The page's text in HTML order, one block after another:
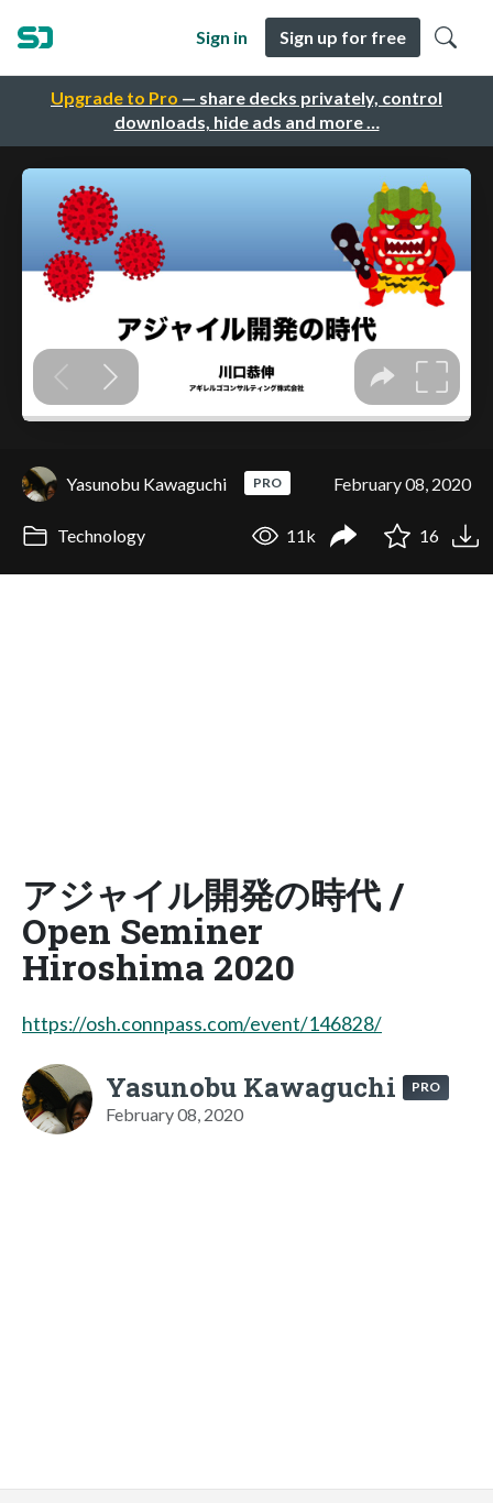
Upgrade to Pro — share decks privately, control
downloads, hide ads and more …
Sign in Sign up for free
Yasunobu Kawaguchi PRO February 08, 2020
Technology 11k 16
アジャイル開発の時代 /
Open Seminer
Hiroshima 2020
https://osh.connpass.com/event/146828/
Yasunobu Kawaguchi PRO
February 08, 2020